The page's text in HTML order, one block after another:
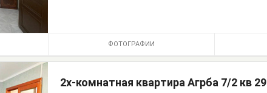
ФОТОГРАФИИ
2х-комнатная квартира Агрба 7/2 кв 29